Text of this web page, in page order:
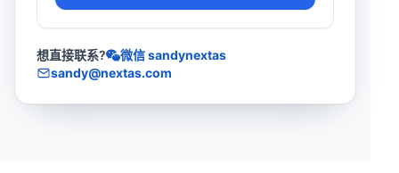
想直接联系?
微信 sandynextas
sandy@nextas.com